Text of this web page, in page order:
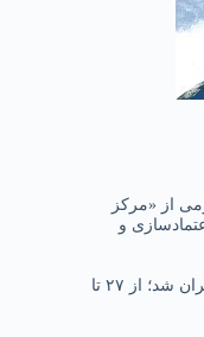
از «مرکز
و
چند قلم داروی دیگر هم گران شد؛ از ۲۷ تا